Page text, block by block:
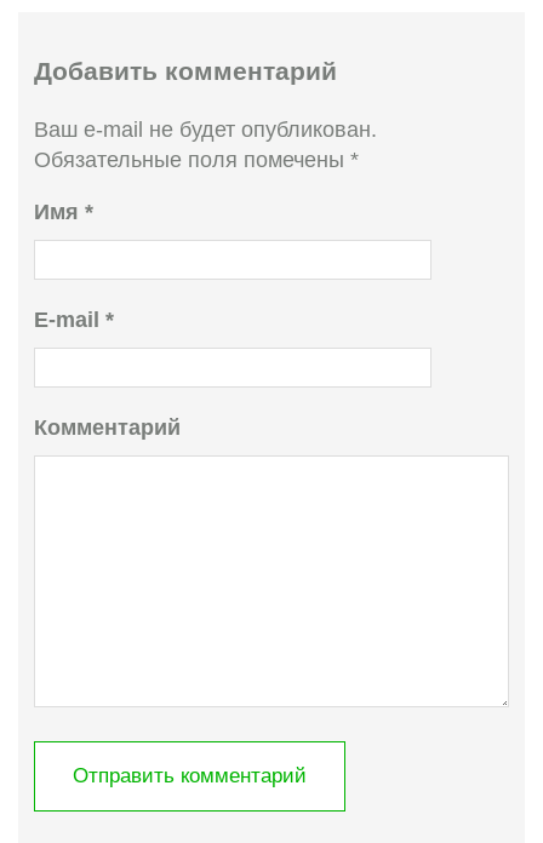
Добавить комментарий
Ваш e-mail не будет опубликован.
Обязательные поля помечены *
Имя *
E-mail *
Комментарий